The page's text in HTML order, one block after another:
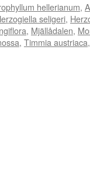
hellerianum,
seligeri,
, Mjällådalen,
, Timmia austriaca